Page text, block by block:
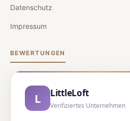
Datenschutz
Impressum
BEWERTUNGEN
L LittleLoft
Verifiziertes Unternehmen